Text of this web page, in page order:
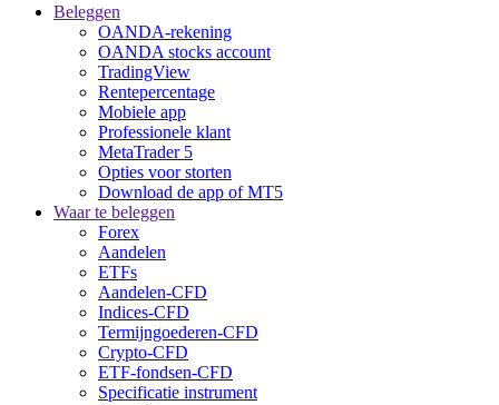
Beleggen
OANDA-rekening
OANDA stocks account
TradingView
Rentepercentage
Mobiele app
Professionele klant
MetaTrader 5
Opties voor storten
Download de app of MT5
Waar te beleggen
Forex
Aandelen
ETFs
Aandelen-CFD
Indices-CFD
Termijngoederen-CFD
Crypto-CFD
ETF-fondsen-CFD
Specificatie instrument